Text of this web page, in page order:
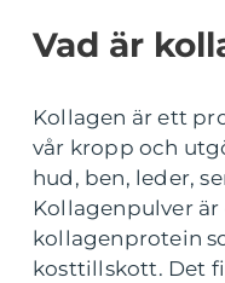
Vad är
Kollagen är ett
vår kropp och
hud, ben, leder,
Kollagenpulver
kollagenprotein
kosttillskott. Det